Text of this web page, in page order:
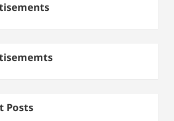
Posts